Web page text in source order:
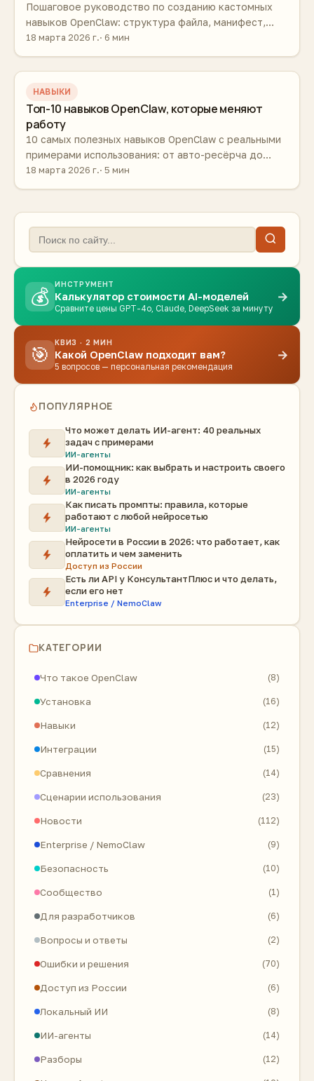
Пошаговое руководство по созданию кастомных
навыков OpenClaw: структура файла, манифест,
пример кода, тестирование и публикация.
18 марта 2026 г. 6 мин
НАВЫКИ
Топ-10 навыков OpenClaw, которые меняют
работу
10 самых полезных навыков OpenClaw с реальными
примерами использования: от авто-ресёрча до
генерации отчётов.
18 марта 2026 г. 5 мин
💰
ИНСТРУМЕНТ
Калькулятор стоимости AI-моделей
Сравните цены GPT-4o, Claude, DeepSeek за минуту
→
🎯
КВИЗ · 2 МИН
Какой OpenClaw подходит вам?
5 вопросов — персональная рекомендация
→
ПОПУЛЯРНОЕ
Что может делать ИИ-агент: 40 реальных
задач с примерами
ИИ-агенты
ИИ-помощник: как выбрать и настроить своего
в 2026 году
ИИ-агенты
Как писать промпты: правила, которые
работают с любой нейросетью
ИИ-агенты
Нейросети в России в 2026: что работает, как
оплатить и чем заменить
Доступ из России
Есть ли API у КонсультантПлюс и что делать,
если его нет
Enterprise / NemoClaw
КАТЕГОРИИ
Что такое OpenClaw (8)
Установка (16)
Навыки (12)
Интеграции (15)
Сравнения (14)
Сценарии использования (23)
Новости (112)
Enterprise / NemoClaw (9)
Безопасность (10)
Сообщество (1)
Для разработчиков (6)
Вопросы и ответы (2)
Ошибки и решения (70)
Доступ из России (6)
Локальный ИИ (8)
ИИ-агенты (14)
Разборы (12)